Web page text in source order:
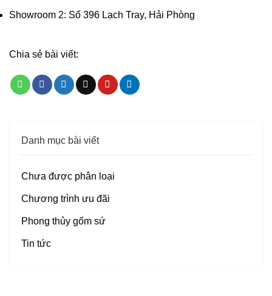
Showroom 2: Số 396 Lạch Tray, Hải Phòng
Chia sẻ bài viết:
Danh mục bài viết
Chưa được phân loại
Chương trình ưu đãi
Phong thủy gốm sứ
Tin tức